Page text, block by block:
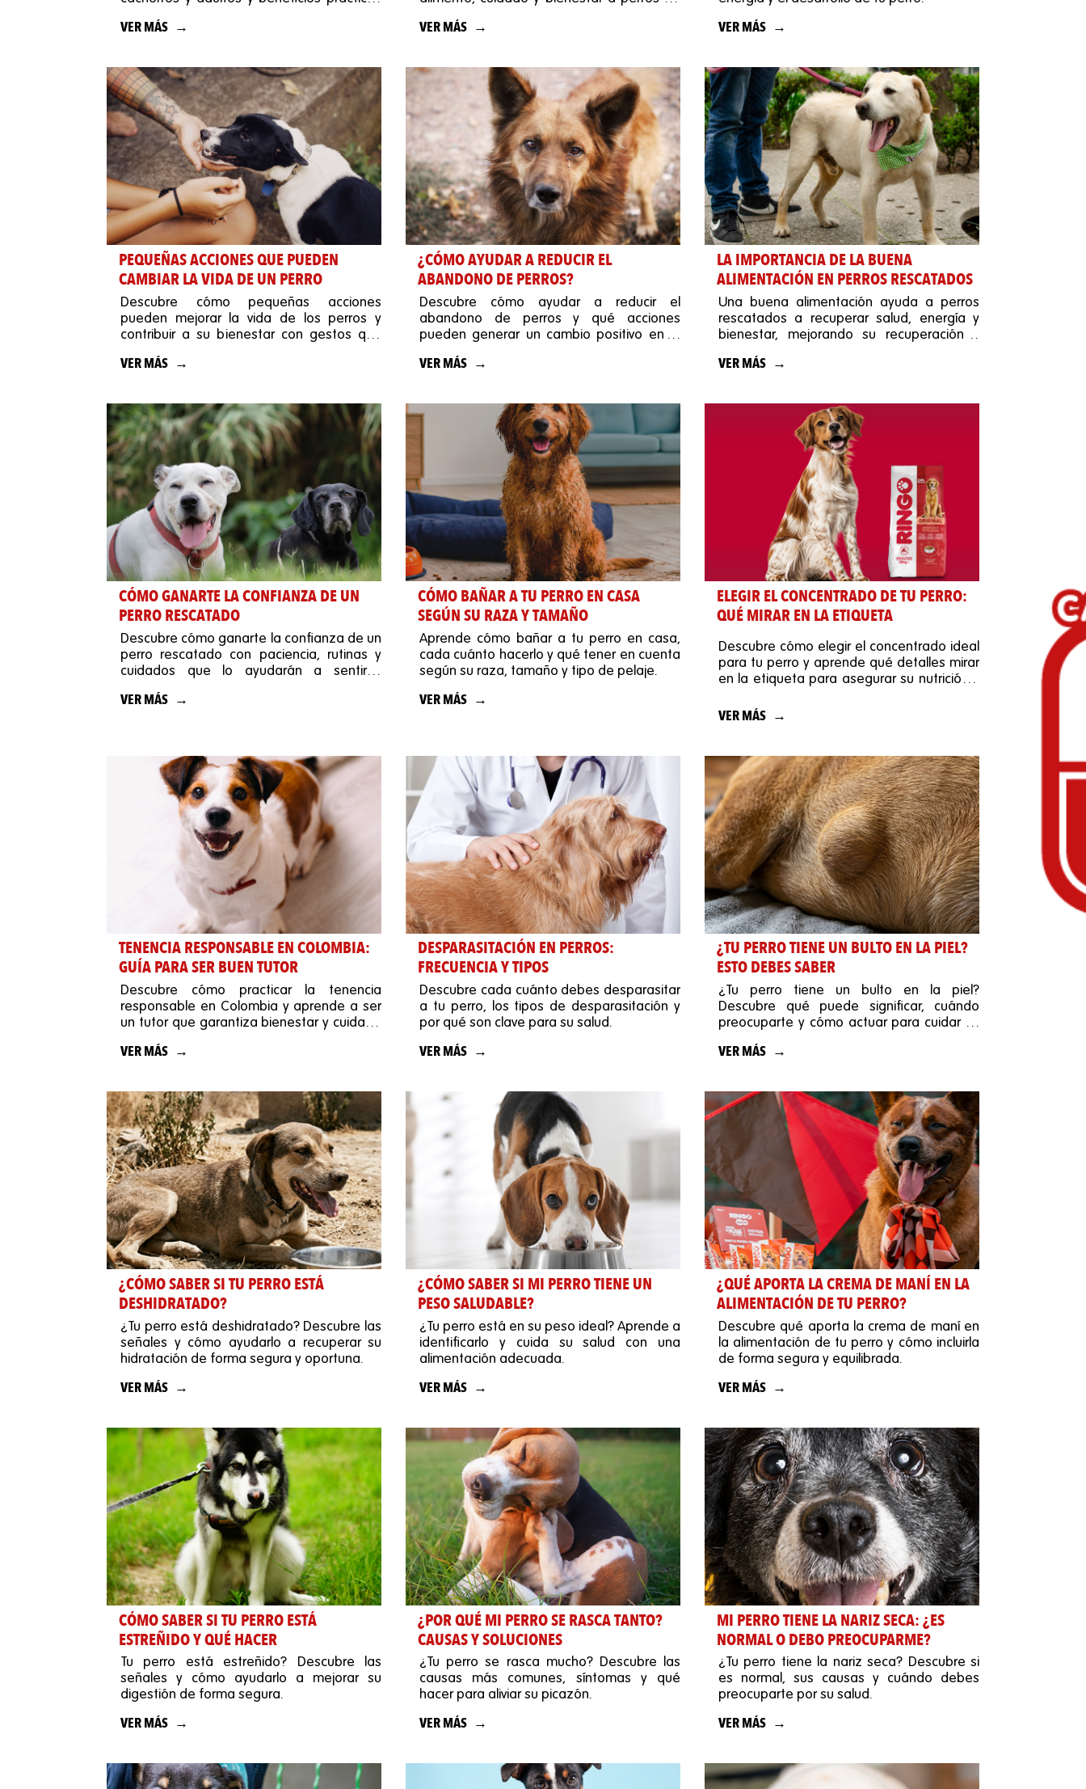
VER MÁS VER MÁS VER MÁS
PEQUEÑAS ACCIONES QUE PUEDEN
CAMBIAR LA VIDA DE UN PERRO
Descubre cómo pequeñas acciones
pueden mejorar la vida de los perros y
contribuir a su bienestar con gestos que
VER MÁS
¿CÓMO AYUDAR A REDUCIR EL
ABANDONO DE PERROS?
Descubre cómo ayudar a reducir el
abandono de perros y qué acciones
pueden generar un cambio positivo en la
VER MÁS
LA IMPORTANCIA DE LA BUENA
ALIMENTACIÓN EN PERROS RESCATADOS
Una buena alimentación ayuda a perros
rescatados a recuperar salud, energía y
bienestar, mejorando su recuperación y
VER MÁS
CÓMO GANARTE LA CONFIANZA DE UN
PERRO RESCATADO
Descubre cómo ganarte la confianza de un
perro rescatado con paciencia, rutinas y
cuidados que lo ayudarán a sentirse
VER MÁS
CÓMO BAÑAR A TU PERRO EN CASA
SEGÚN SU RAZA Y TAMAÑO
Aprende cómo bañar a tu perro en casa,
cada cuánto hacerlo y qué tener en cuenta
según su raza, tamaño y tipo de pelaje.
VER MÁS
ELEGIR EL CONCENTRADO DE TU PERRO:
QUÉ MIRAR EN LA ETIQUETA
Descubre cómo elegir el concentrado ideal
para tu perro y aprende qué detalles mirar
en la etiqueta para asegurar su nutrición y
VER MÁS
TENENCIA RESPONSABLE EN COLOMBIA:
GUÍA PARA SER BUEN TUTOR
Descubre cómo practicar la tenencia
responsable en Colombia y aprende a ser
un tutor que garantiza bienestar y cuidado
VER MÁS
DESPARASITACIÓN EN PERROS:
FRECUENCIA Y TIPOS
Descubre cada cuánto debes desparasitar
a tu perro, los tipos de desparasitación y
por qué son clave para su salud.
VER MÁS
¿TU PERRO TIENE UN BULTO EN LA PIEL?
ESTO DEBES SABER
¿Tu perro tiene un bulto en la piel?
Descubre qué puede significar, cuándo
preocuparte y cómo actuar para cuidar su
VER MÁS
¿CÓMO SABER SI TU PERRO ESTÁ
DESHIDRATADO?
¿Tu perro está deshidratado? Descubre las
señales y cómo ayudarlo a recuperar su
hidratación de forma segura y oportuna.
VER MÁS
¿CÓMO SABER SI MI PERRO TIENE UN
PESO SALUDABLE?
¿Tu perro está en su peso ideal? Aprende a
identificarlo y cuida su salud con una
alimentación adecuada.
VER MÁS
¿QUÉ APORTA LA CREMA DE MANÍ EN LA
ALIMENTACIÓN DE TU PERRO?
Descubre qué aporta la crema de maní en
la alimentación de tu perro y cómo incluirla
de forma segura y equilibrada.
VER MÁS
CÓMO SABER SI TU PERRO ESTÁ
ESTREÑIDO Y QUÉ HACER
Tu perro está estreñido? Descubre las
señales y cómo ayudarlo a mejorar su
digestión de forma segura.
VER MÁS
¿POR QUÉ MI PERRO SE RASCA TANTO?
CAUSAS Y SOLUCIONES
¿Tu perro se rasca mucho? Descubre las
causas más comunes, síntomas y qué
hacer para aliviar su picazón.
VER MÁS
MI PERRO TIENE LA NARIZ SECA: ¿ES
NORMAL O DEBO PREOCUPARME?
¿Tu perro tiene la nariz seca? Descubre si
es normal, sus causas y cuándo debes
preocuparte por su salud.
VER MÁS